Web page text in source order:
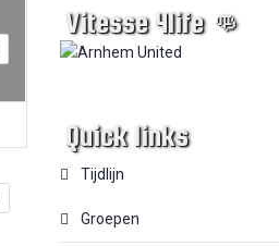
Vitesse 4life 👊
Quick links
Tijdlijn
Groepen